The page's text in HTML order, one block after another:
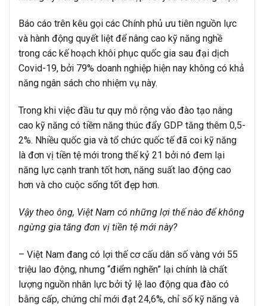
Báo cáo trên kêu gọi các Chính phủ ưu tiên nguồn lực
và hành động quyết liệt để nâng cao kỹ năng nghề
trong các kế hoạch khôi phục quốc gia sau đại dịch
Covid-19, bởi 79% doanh nghiệp hiện nay không có khả
năng ngân sách cho nhiệm vụ này.
Trong khi việc đầu tư quy mô rộng vào đào tạo nâng
cao kỹ năng có tiềm năng thúc đẩy GDP tăng thêm 0,5-
2%. Nhiều quốc gia và tổ chức quốc tế đã coi kỹ năng
là đơn vị tiền tệ mới trong thế kỷ 21 bởi nó đem lại
năng lực cạnh tranh tốt hơn, năng suất lao động cao
hơn và cho cuộc sống tốt đẹp hơn.
Vậy theo ông, Việt Nam có những lợi thế nào để không
ngừng gia tăng đơn vị tiền tệ mới này?
– Việt Nam đang có lợi thế cơ cấu dân số vàng với 55
triệu lao động, nhưng “điểm nghẽn” lại chính là chất
lượng nguồn nhân lực bởi tỷ lệ lao động qua đào có
bằng cấp, chứng chỉ mới đạt 24,6%, chỉ số kỹ năng và